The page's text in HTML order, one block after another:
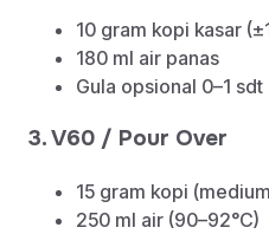
10 gram kopi kasar
180 ml air panas
Gula opsional 0–1 sdt
3. V60 / Pour Over
15 gram kopi
250 ml air (90–92°C)